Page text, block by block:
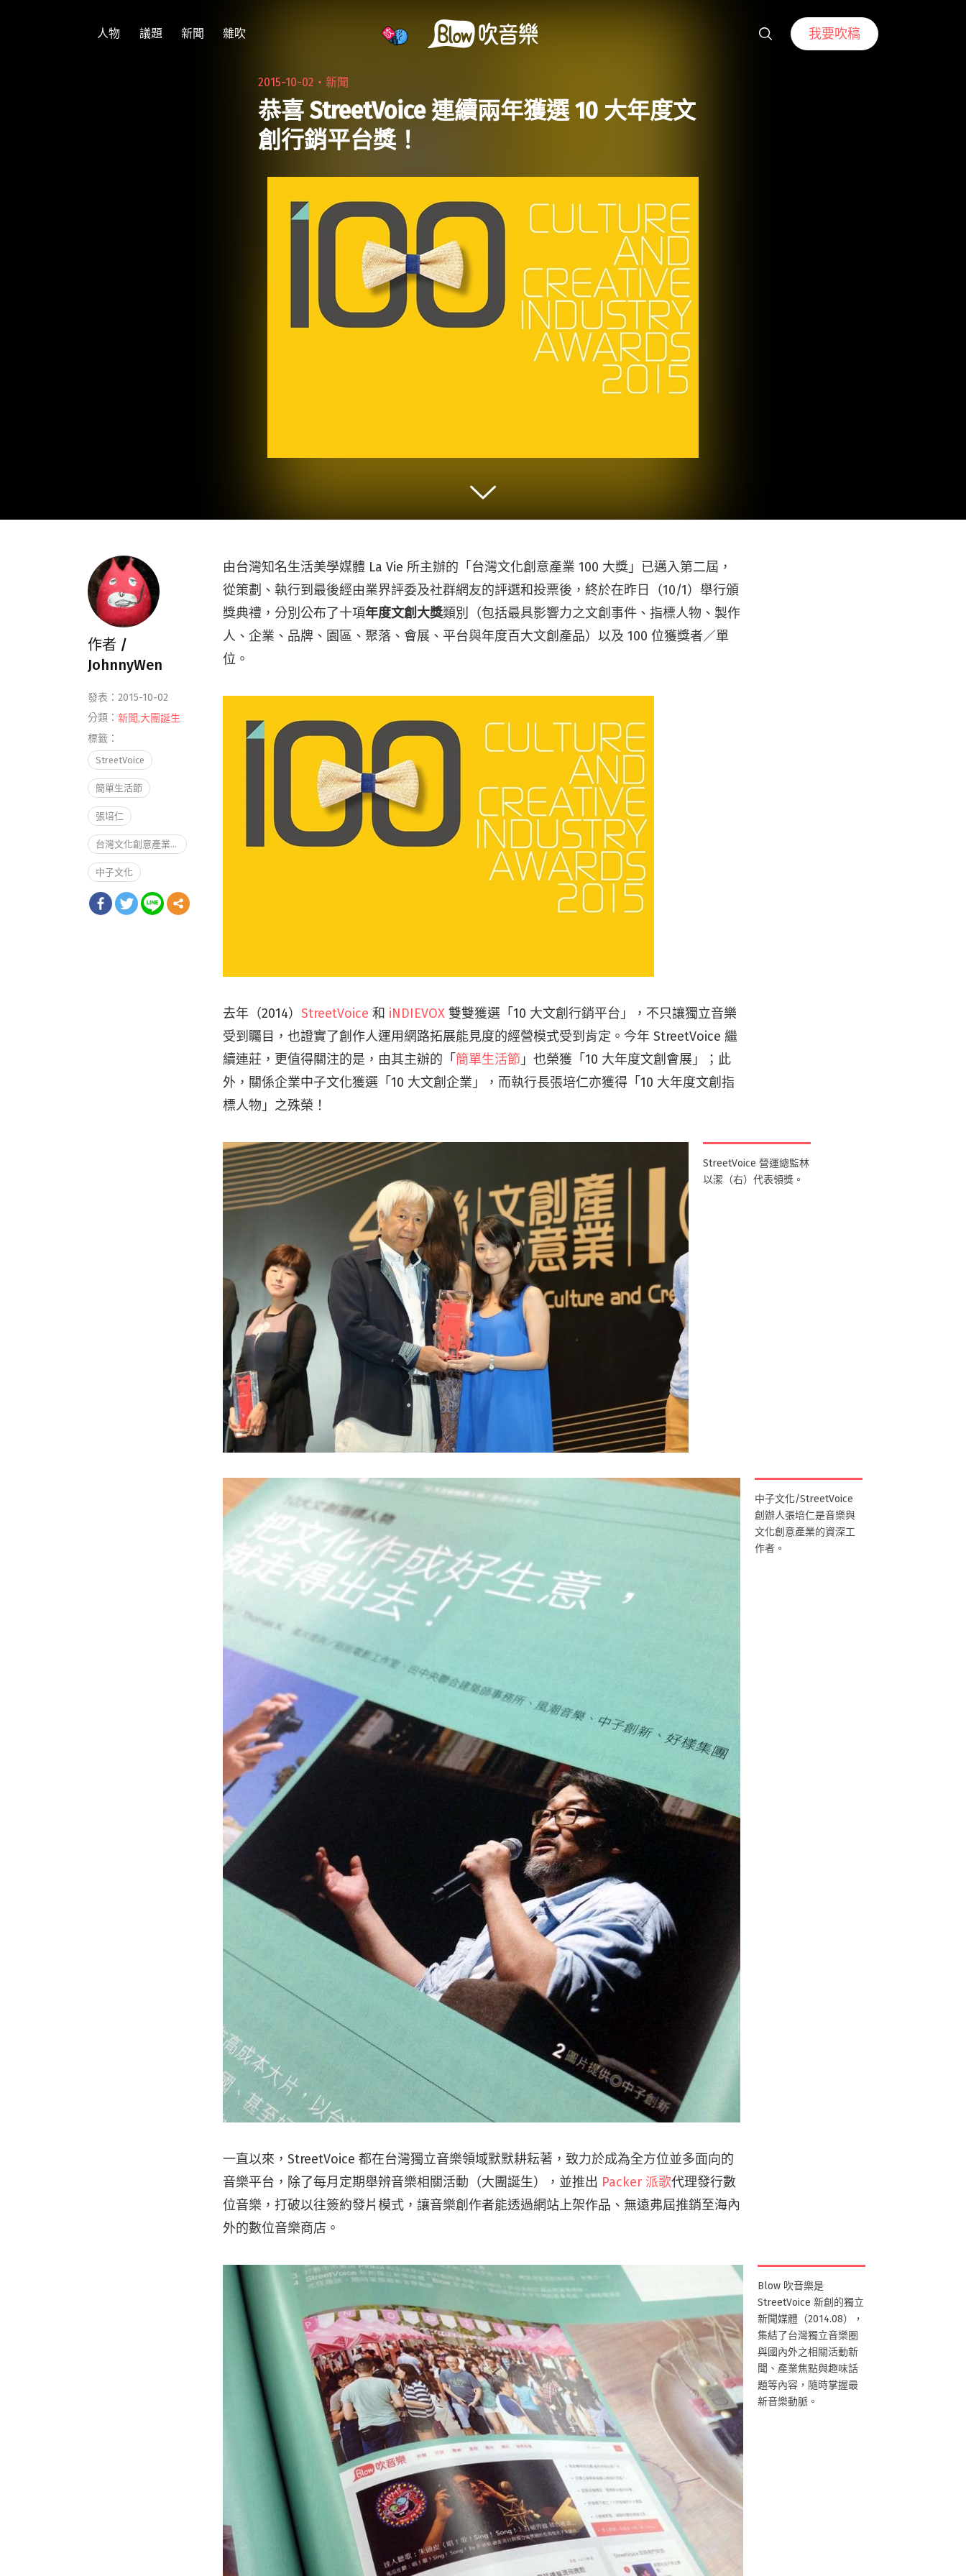
人物 議題 新聞 雜吹 我要吹稿
2015-10-02・新聞
恭喜 StreetVoice 連續兩年獲選 10 大年度文
創行銷平台獎！
由台灣知名生活美學媒體 La Vie 所主辦的「台灣文化創意產業 100 大獎」已邁入第二屆，
從策劃、執行到最後經由業界評委及社群網友的評選和投票後，終於在昨日（10/1）舉行頒
獎典禮，分別公布了十項年度文創大獎類別（包括最具影響力之文創事件、指標人物、製作
人、企業、品牌、園區、聚落、會展、平台與年度百大文創產品）以及 100 位獲獎者／單
位。
去年（2014）StreetVoice 和 iNDIEVOX 雙雙獲選「10 大文創行銷平台」，不只讓獨立音樂
受到矚目，也證實了創作人運用網路拓展能見度的經營模式受到肯定。今年 StreetVoice 繼
續連莊，更值得關注的是，由其主辦的「 簡單生活節 」也榮獲「10 大年度文創會展」；此
外，關係企業中子文化獲選「10 大文創企業」，而執行長張培仁亦獲得「10 大年度文創指
標人物」之殊榮！
StreetVoice 營運總監林
以潔（右）代表領獎。
中子文化/StreetVoice
創辦人張培仁是音樂與
文化創意產業的資深工
作者。
一直以來，StreetVoice 都在台灣獨立音樂領域默默耕耘著，致力於成為全方位並多面向的
音樂平台，除了每月定期舉辨音樂相關活動（大團誕生），並推出 Packer 派歌代理發行數
位音樂，打破以往簽約發片模式，讓音樂創作者能透過網站上架作品、無遠弗屆推銷至海內
外的數位音樂商店。
Blow 吹音樂是
StreetVoice 新創的獨立
新聞媒體（2014.08），
集結了台灣獨立音樂圈
與國內外之相關活動新
聞、產業焦點與趣味話
題等內容，隨時掌握最
新音樂動脈。
作者 /
JohnnyWen
發表：2015-10-02
分類： 新聞,大團誕生
標籤：
StreetVoice
簡單生活節
張培仁
台灣文化創意產業100大獎
中子文化